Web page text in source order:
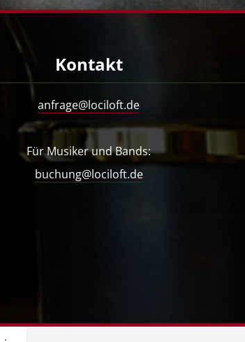
Kontakt
anfrage@lociloft.de
Für Musiker und Bands:
buchung@lociloft.de